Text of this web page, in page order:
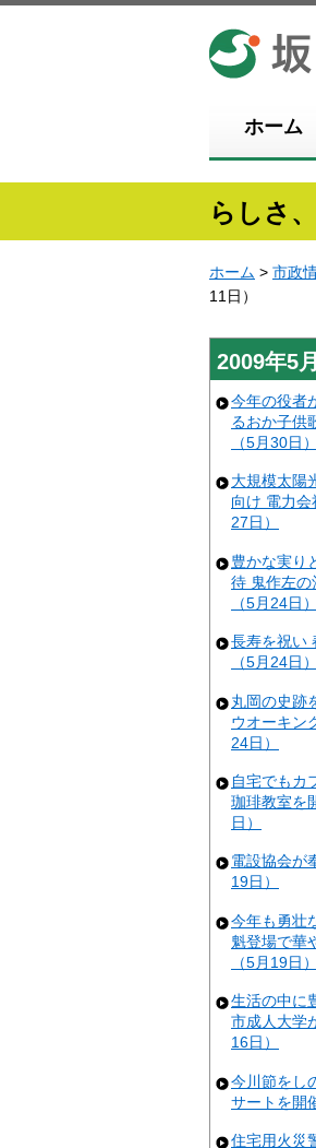
坂井市
ホーム
らしさ
ホーム > 市政
11日）
2009年5月
今年の役者
るおか子供
（5月30日）
大規模太陽
向け 電力会
27日）
豊かな実り
待 鬼作左の
（5月24日）
長寿を祝い
（5月24日）
丸岡の史
ウオーキン
24日）
自宅でもカ
珈琲教室を
日）
電設協会が
19日）
今年も勇壮
魁登場で華
（5月19日）
生活の中に
市成人大学
16日）
今川節を
サートを開
住宅用火災